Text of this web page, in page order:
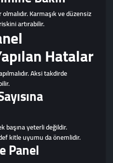
Karmaşık ve düzensiz
artırabilir.
Hatalar
Aksi takdirde
başına yeterli değildir.
kitle uyumu da önemlidir.
Panel